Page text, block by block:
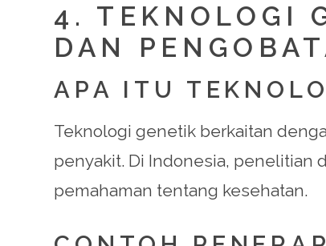
4. TEKNOLOGI
DAN
APA ITU
Teknologi genetik berkaitan
penyakit. Di Indonesia, penelitian
pemahaman tentang kesehatan.